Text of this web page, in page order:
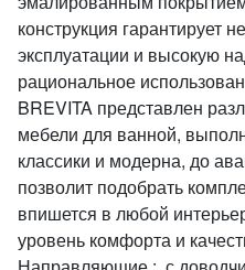
конструкция гарантирует
эксплуатации и высокую
рациональное
BREVITA представлен
мебели для ванной,
классики и модерна, до
позволит подобрать
впишется в любой
уровень комфорта и